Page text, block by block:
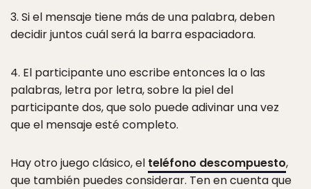
3. Si el mensaje tiene más de una palabra, deben
decidir juntos cuál será la barra espaciadora.
4. El participante uno escribe entonces la o las
palabras, letra por letra, sobre la piel del
participante dos, que solo puede adivinar una vez
que el mensaje esté completo.
Hay otro juego clásico, el teléfono descompuesto,
que también puedes considerar. Ten en cuenta que